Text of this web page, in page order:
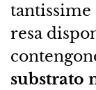
tantissime
resa
substrato